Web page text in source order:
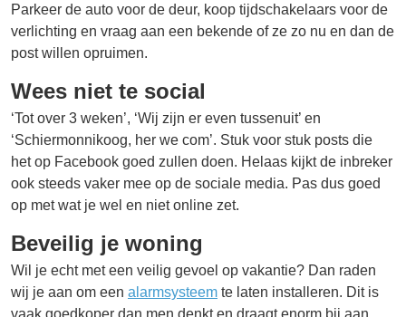
Parkeer de auto voor de deur, koop tijdschakelaars voor de
verlichting en vraag aan een bekende of ze zo nu en dan de
post willen opruimen.
Wees niet te social
‘Tot over 3 weken’, ‘Wij zijn er even tussenuit’ en
‘Schiermonnikoog, her we com’. Stuk voor stuk posts die
het op Facebook goed zullen doen. Helaas kijkt de inbreker
ook steeds vaker mee op de sociale media. Pas dus goed
op met wat je wel en niet online zet.
Beveilig je woning
Wil je echt met een veilig gevoel op vakantie? Dan raden
wij je aan om een alarmsysteem te laten installeren. Dit is
vaak goedkoper dan men denkt en draagt enorm bij aan